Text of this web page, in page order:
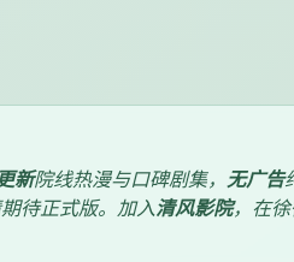
新院线热漫与口碑剧集， 无广告
待正式版。加入清风影院，在徐